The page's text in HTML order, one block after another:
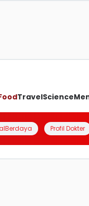
TravelScience
Profil Dokter